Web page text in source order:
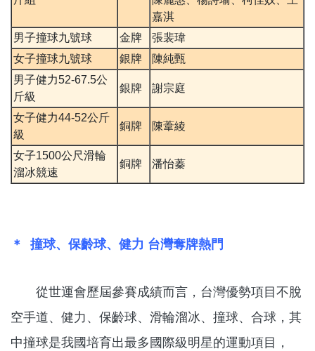
嘉淇
男子撞球九號球
金牌
張裴瑋
女子撞球九號球
銀牌
陳純甄
男子健力52-67.5公
斤級
銀牌 謝宗庭
女子健力44-52公斤
級
銅牌 陳葦綾
女子1500公尺滑輪
溜冰競速
銅牌 潘怡蓁
＊ 撞球、保齡球、健力 台灣奪牌熱門
從世運會歷屆參賽成績而言，台灣優勢項目不脫
空手道、健力、保齡球、滑輪溜冰、撞球、合球，其
中撞球是我國培育出最多國際級明星的運動項目，